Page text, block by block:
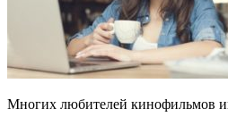
Многих любителей кинофильмов